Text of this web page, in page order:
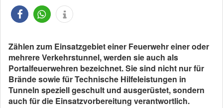
Zählen zum Einsatzgebiet einer Feuerwehr einer oder
mehrere Verkehrstunnel, werden sie auch als
Portalfeuerwehren bezeichnet. Sie sind nicht nur für
Brände sowie für Technische Hilfeleistungen in
Tunneln speziell geschult und ausgerüstet, sondern
auch für die Einsatzvorbereitung verantwortlich.